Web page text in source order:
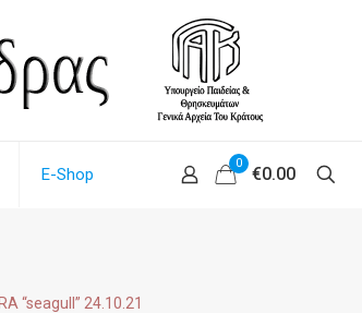
E-Shop
0
€0.00
“seagull” 24.10.21